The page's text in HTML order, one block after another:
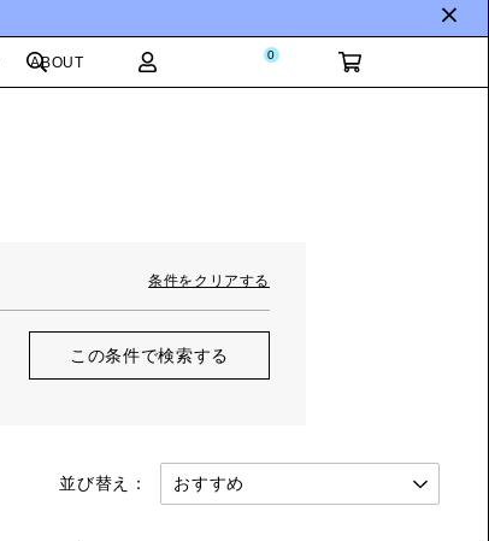
ABOUT 0
条件をクリアする
この条件で検索する
並び替え：